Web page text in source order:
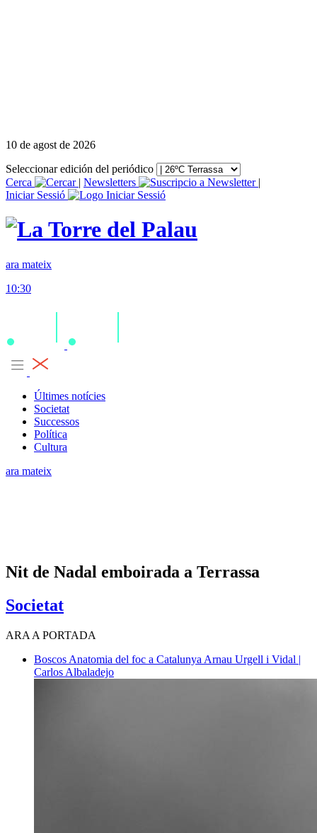
10 de agost de 2026
Seleccionar edición del periódico
Cerca
| Newsletters
|
Iniciar Sessió
ara mateix
10:30
Últimes notícies
Societat
Successos
Política
Cultura
ara mateix
Nit de Nadal emboirada a Terrassa
Societat
ARA A PORTADA
Boscos Anatomia del foc a Catalunya Arnau Urgell i Vidal |
Carlos Albaladejo